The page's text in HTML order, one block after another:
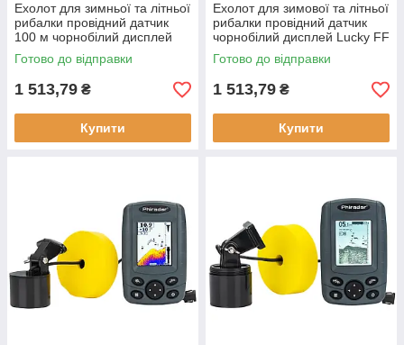
Ехолот для зимньої та літньої
рибалки провідний датчик
100 м чорнобілий дисплей
Lucky FF818 легкий
компактний
Готово до відправки
1 513,79 ₴
Купити
Ехолот для зимової та літньої
рибалки провідний датчик
чорнобілий дисплей Lucky FF
717 глибина до 30 м вага 160
гГотово до відправки
1 513,79 ₴
Купити